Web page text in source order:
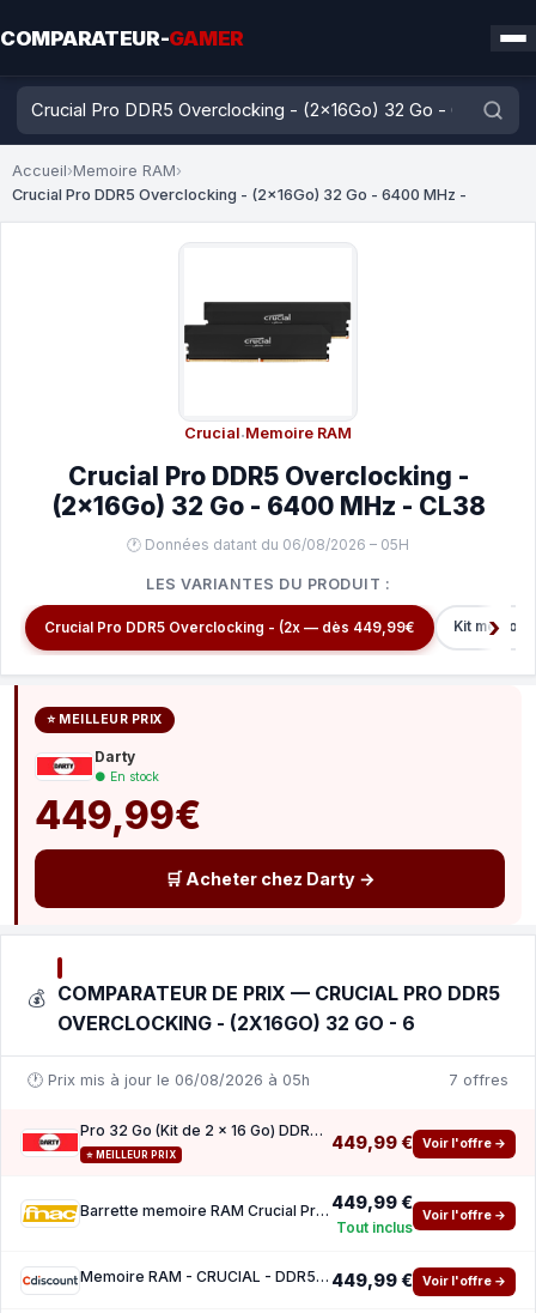
COMPARATEUR-GAMER
Accueil›Memoire RAM›
Crucial Pro DDR5 Overclocking - (2x16Go) 32 Go - 6400 MHz -
Crucial·Memoire RAM
Crucial Pro DDR5 Overclocking -
(2x16Go) 32 Go - 6400 MHz - CL38
🕐 Données datant du 06/08/2026 – 05H
LES VARIANTES DU PRODUIT :
Crucial Pro DDR5 Overclocking - (2x — dès 449,99€ Kit
⭐ MEILLEUR PRIX
Darty
● En stock
449,99€
🛒 Acheter chez Darty →
💰 COMPARATEUR DE PRIX — CRUCIAL PRO DDR5
OVERCLOCKING - (2X16GO) 32 GO - 6
🕐 Prix mis à jour le 06/08/2026 à 05h 7 offres
Pro 32 Go (Kit de 2 x 16 Go) DDR5 6400 Mhz CL38
⭐ MEILLEUR PRIX
449,99 € Voir l'offre →
Barrette memoire RAM Crucial Pro 32 Go (Kit de 2 x 16 Go) DDR5 6400 Mhz CL38 449,99 €
Tout inclus
Voir l'offre →
Memoire RAM - CRUCIAL - DDR5 PRO Overclocking - Kit 32Go (2x16 Go) - 6400 MT s - CL38 - Di 449,99 € Voir l'offre →